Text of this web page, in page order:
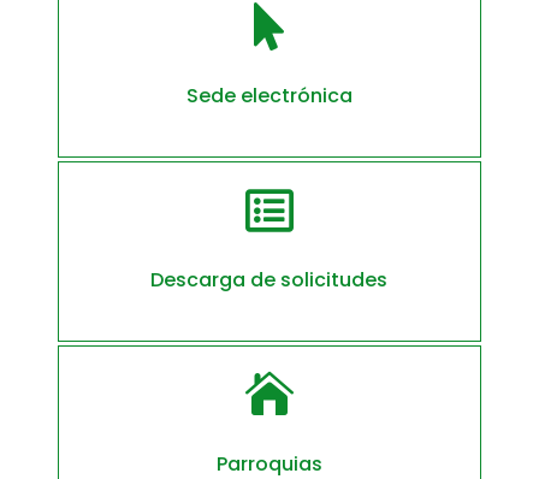

Sede electrónica

Descarga de solicitudes

Parroquias